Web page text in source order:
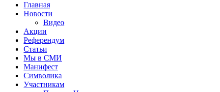
Главная
Новости
Видео
Акции
Референдум
Статьи
Мы в СМИ
Манифест
Символика
Участникам